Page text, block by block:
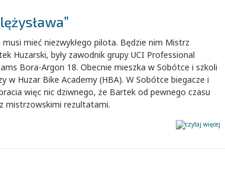
musi mieć niezwykłego pilota. Będzie nim Mistrz
Huzarski, były zawodnik grupy UCI Professional
Bora-Argon 18. Obecnie mieszka w Sobótce i szkoli
w Huzar Bike Academy (HBA). W Sobótce biegacze i
więc nic dziwnego, że Bartek od pewnego czasu
mistrzowskimi rezultatami.